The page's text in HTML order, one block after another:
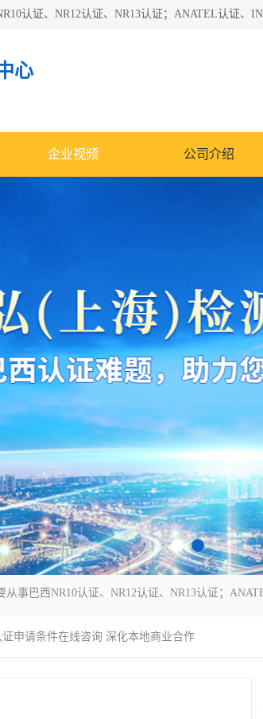
心
企业视频 公司介绍
证申请条件在线咨询 深化本地商业合作